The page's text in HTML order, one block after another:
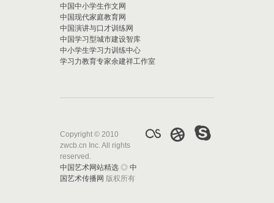
中国中小学生作文网
中国现代家庭教育网
中国演讲与口才训练网
中国学习型城市建设智库
中小学生学习力训练中心
学习力教育专家余建祥工作室
Copyright © 2010
zwcb.cn Inc. All rights
reserved.
中国艺术网站精选 ◎ 中
国艺术传播网 版权所有